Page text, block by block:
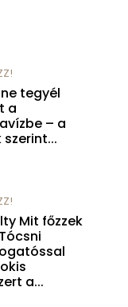
tegyél
a
– a
szerint...
Mit főzzek
a...